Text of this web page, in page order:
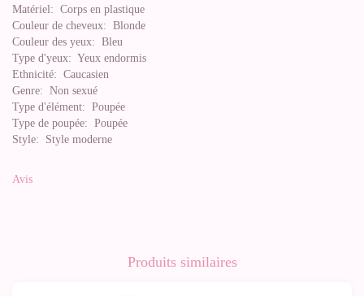
Matériel: Corps en plastique
Couleur de cheveux: Blonde
Couleur des yeux: Bleu
Type d'yeux: Yeux endormis
Ethnicité: Caucasien
Genre: Non sexué
Type d'élément: Poupée
Type de poupée: Poupée
Style: Style moderne
Avis
Produits similaires